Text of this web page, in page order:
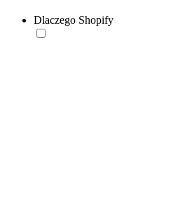
Dlaczego Shopify